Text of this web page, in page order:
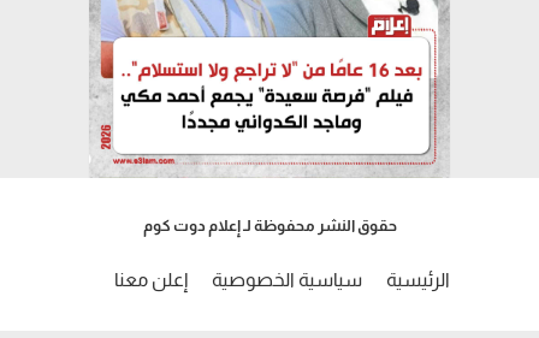
حقوق النشر محفوظة لـ إعلام دوت كوم
الرئيسية سياسية الخصوصية إعلن معنا